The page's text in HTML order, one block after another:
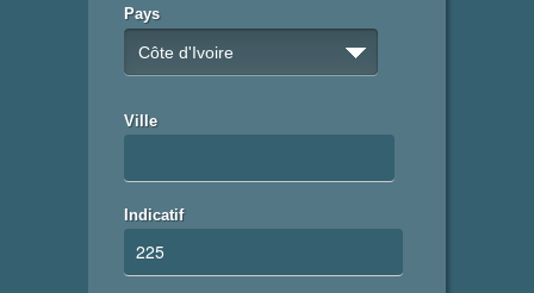
Pays
Côte d'Ivoire
Ville
Indicatif